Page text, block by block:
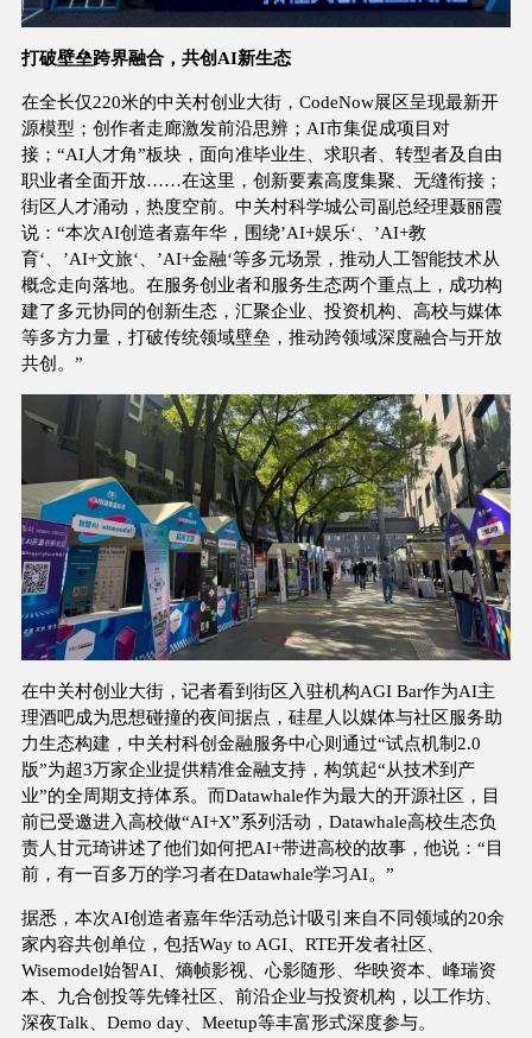
打破壁垒跨界融合，共创AI新生态
在全长仅220米的中关村创业大街，CodeNow展区呈现最新开
源模型；创作者走廊激发前沿思辨；AI市集促成项目对
接；“AI人才角”板块，面向准毕业生、求职者、转型者及自由
职业者全面开放……在这里，创新要素高度集聚、无缝衔接；
街区人才涌动，热度空前。中关村科学城公司副总经理聂丽霞
说：“本次AI创造者嘉年华，围绕’AI+娱乐‘、’AI+教
育‘、’AI+文旅‘、’AI+金融‘等多元场景，推动人工智能技术从
概念走向落地。在服务创业者和服务生态两个重点上，成功构
建了多元协同的创新生态，汇聚企业、投资机构、高校与媒体
等多方力量，打破传统领域壁垒，推动跨领域深度融合与开放
共创。”
在中关村创业大街，记者看到街区入驻机构AGI Bar作为AI主
理酒吧成为思想碰撞的夜间据点，硅星人以媒体与社区服务助
力生态构建，中关村科创金融服务中心则通过“试点机制2.0
版”为超3万家企业提供精准金融支持，构筑起“从技术到产
业”的全周期支持体系。而Datawhale作为最大的开源社区，目
前已受邀进入高校做“AI+X”系列活动，Datawhale高校生态负
责人甘元琦讲述了他们如何把AI+带进高校的故事，他说：“目
前，有一百多万的学习者在Datawhale学习AI。”
据悉，本次AI创造者嘉年华活动总计吸引来自不同领域的20余
家内容共创单位，包括Way to AGI、RTE开发者社区、
Wisemodel始智AI、熵帧影视、心影随形、华映资本、峰瑞资
本、九合创投等先锋社区、前沿企业与投资机构，以工作坊、
深夜Talk、Demo day、Meetup等丰富形式深度参与。